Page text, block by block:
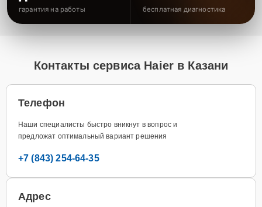
гарантия на работы бесплатная диагностика
Контакты сервиса Haier в Казани
Телефон
Наши специалисты быстро вникнут в вопрос и
предложат оптимальный вариант решения
+7 (843) 254-64-35
Адрес